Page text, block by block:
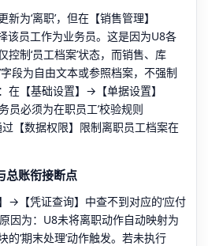
为‘离职’，但在【销售管理】
该员工作为业务员。这是因为U8各
制‘员工档案’状态，而销售、库
字段为自由文本或参照档案，不强制
在【基础设置】→【单据设置】
员必须为在职员工’校验规则
过【数据权限】限制离职员工档案在
总账衔接断点
→【凭证查询】中查不到对应的‘应付
因为：U8未将离职动作自动映射为
‘期末处理’动作触发。若未执行